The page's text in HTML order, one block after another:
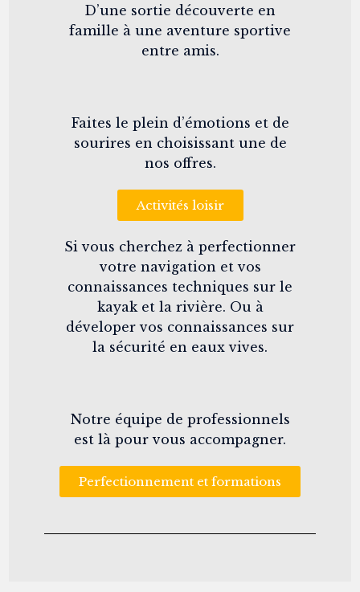
D’une sortie découverte en
famille à une aventure sportive
entre amis.
Faites le plein d’émotions et de
sourires en choisissant une de
nos offres.
Activités loisir
Si vous cherchez à perfectionner
votre navigation et vos
connaissances techniques sur le
kayak et la rivière. Ou à
déveloper vos connaissances sur
la sécurité en eaux vives.
Notre équipe de professionnels
est là pour vous accompagner.
Perfectionnement et formations